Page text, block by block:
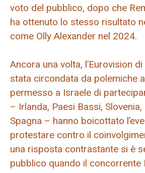
voto del pubblico, dopo che
ha ottenuto lo stesso risultato
come Olly Alexander nel 2024.
Ancora una volta, l’Eurovision di
stata circondata da polemiche
permesso a Israele di
– Irlanda, Paesi Bassi,
Spagna – hanno boicottato
protestare contro il
una risposta contrastante si è
pubblico quando il concorrente